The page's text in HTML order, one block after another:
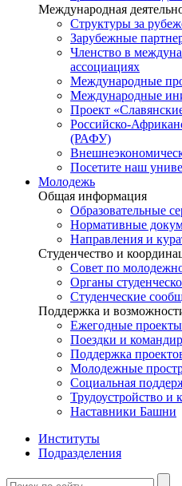
Международная
Структуры за
Зарубежные
Членство в
ассоциациях
Международные
Международные
Проект
Российско-
(РАФУ)
Посетите наш
Молодежь
Общая информация
Образовательные
Нормативные
Направления и
Студенчество и
Совет по
Органы
Студенческие
Поддержка и
Ежегодные проекты
Поездки и
Поддержка
Молодежные
Социальная
Трудоустройство и
Наставники Башни
Институты
Подразделения